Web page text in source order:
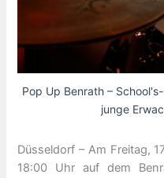
Pop Up Benrath –
junge
Düsseldorf – Am Freitag,
18:00 Uhr auf dem